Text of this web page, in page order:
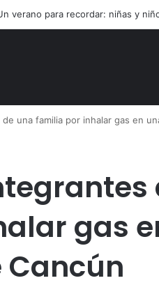
verano para recordar: niñas y
una familia por inhalar gas en
gas